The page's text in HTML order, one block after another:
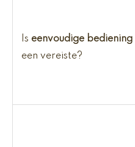
Is eenvoudige bediening
een vereiste?